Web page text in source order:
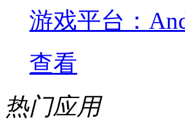
游戏平台：
查看
热门应用